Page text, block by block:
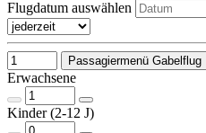
Flugdatum auswählen
Passagiermenü Gabelflug
Erwachsene
Kinder (2-12 J)